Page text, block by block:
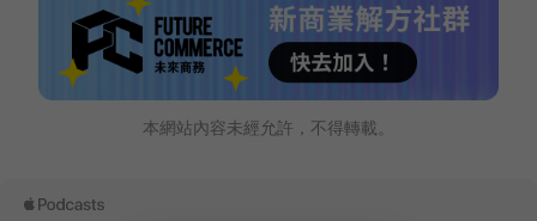
本網站內容未經允許，不得轉載。